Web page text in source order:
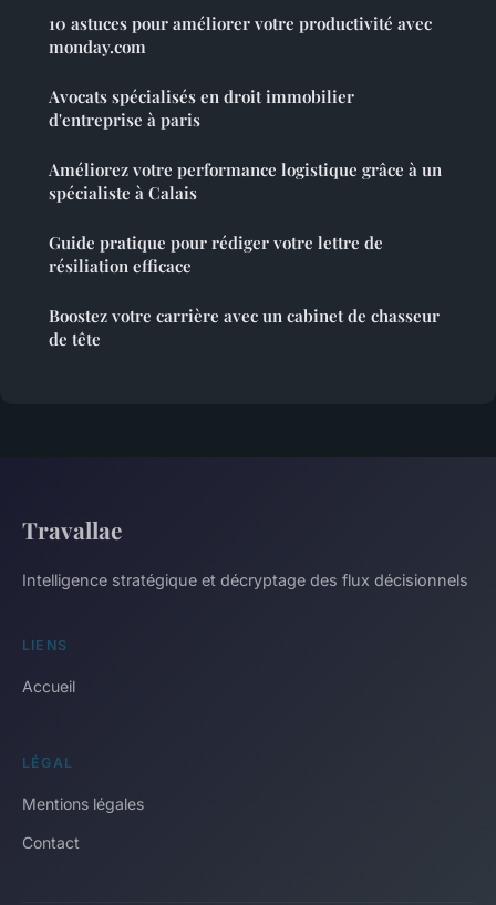
10 astuces pour améliorer votre productivité avec
monday.com
Avocats spécialisés en droit immobilier
d'entreprise à paris
Améliorez votre performance logistique grâce à un
spécialiste à Calais
Guide pratique pour rédiger votre lettre de
résiliation efficace
Boostez votre carrière avec un cabinet de chasseur
de tête
Travallae
Intelligence stratégique et décryptage des flux décisionnels
LIENS
Accueil
LÉGAL
Mentions légales
Contact